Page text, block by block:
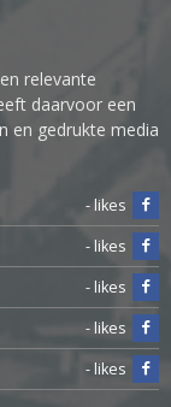
relevante
daarvoor een
en gedrukte media
- likes
- likes
- likes
- likes
- likes